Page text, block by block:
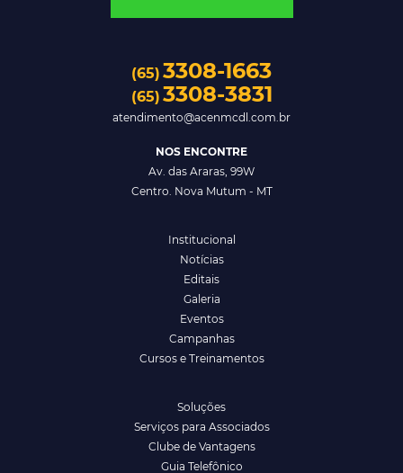
(65) 3308-1663
(65) 3308-3831
atendimento@acenmcdl.com.br
NOS ENCONTRE
Av. das Araras, 99W
Centro. Nova Mutum - MT
Institucional
Notícias
Editais
Galeria
Eventos
Campanhas
Cursos e Treinamentos
Soluções
Serviços para Associados
Clube de Vantagens
Guia Telefônico